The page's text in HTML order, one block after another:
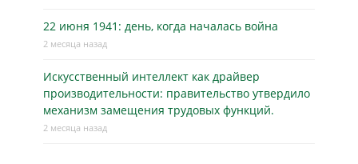
22 июня 1941: день, когда началась война
2 месяца назад
Искусственный интеллект как драйвер
производительности: правительство утвердило
механизм замещения трудовых функций.
2 месяца назад